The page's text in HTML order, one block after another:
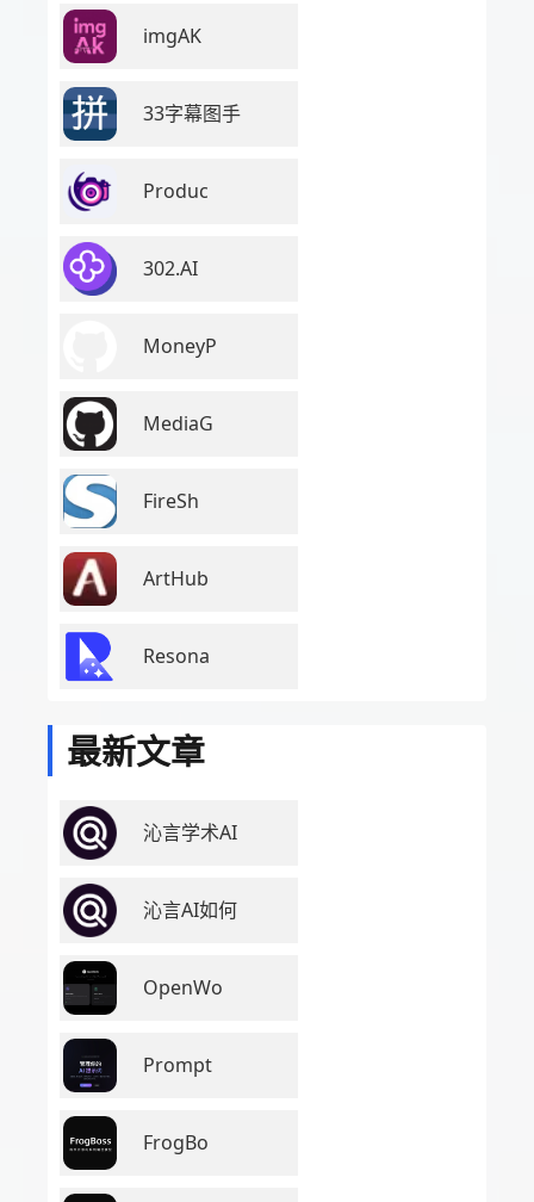
imgAK
33字幕图手
Produc
302.AI
MoneyP
MediaG
FireSh
ArtHub
Resona
最新文章
沁言学术AI
沁言AI如何
OpenWo
Prompt
FrogBo